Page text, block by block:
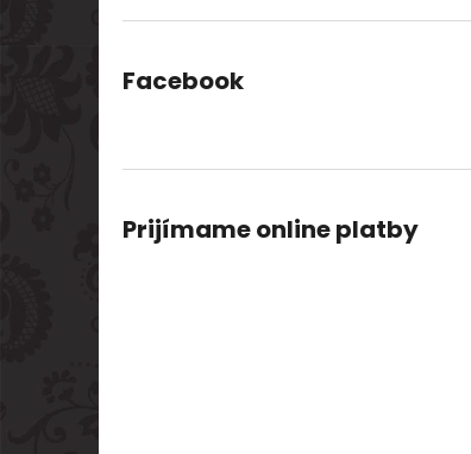
Facebook
Prijímame online platby